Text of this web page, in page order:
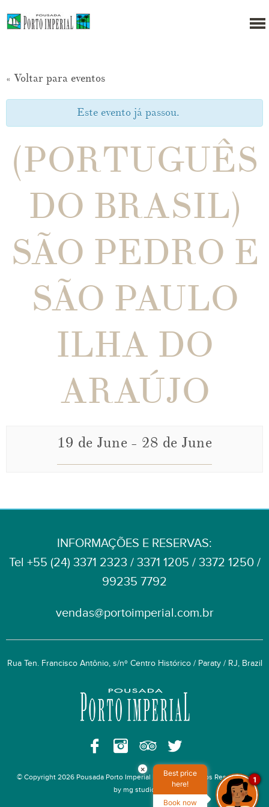
« Voltar para eventos
Este evento já passou.
(PORTUGUÊS
DO BRASIL)
SÃO PEDRO E
SÃO PAULO
ILHA DO
ARAÚJO
19 de June - 28 de June
INFORMAÇÕES E RESERVAS:
Tel +55 (24) 3371 2323 / 3371 1205 / 3372 1250 /
99235 7792
vendas@portoimperial.com.br
Rua Ten. Francisco Antônio, s/nº Centro Histórico / Paraty / RJ, Brazil
© Copyright 2026 Pousada Porto Imperial | Todos os Direitos Reservados
by mg studio
×
Best price
here!
Book now
1